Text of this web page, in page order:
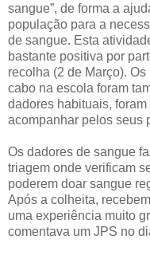
sangue”, de forma a
população para a
de sangue. Esta
bastante positiva por
recolha (2 de Março).
cabo na escola foram
dadores habituais,
acompanhar pelos seus
Os dadores de sangue
triagem onde verificam
poderem doar sangue
Após a colheita,
uma experiência muito
comentava um JPS no